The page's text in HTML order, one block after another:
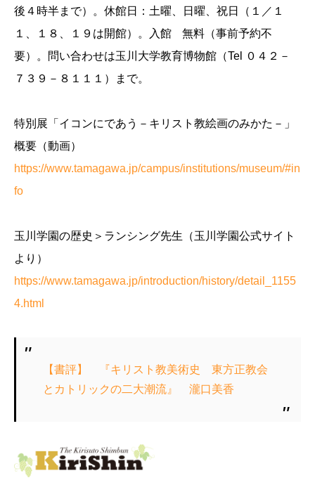
後４時半まで）。休館日：土曜、日曜、祝日（１／１
１、１８、１９は開館）。
入館
無料（事前予約不
要）。問い合わせは玉川大学教育博物館（Tel ０４２－
７３９－８１１１）まで。
特別展「イコンにであう－キリスト教絵画のみかた－」
概要（動画）
https://www.tamagawa.jp/campus/institutions/museum/#in
fo
玉川学園の歴史＞ランシング先生（玉川学園公式サイト
より）
https://www.tamagawa.jp/introduction/history/detail_1155
4.html
【書評】 『キリスト教美術史 東方正教会
とカトリックの二大潮流』 瀧口美香